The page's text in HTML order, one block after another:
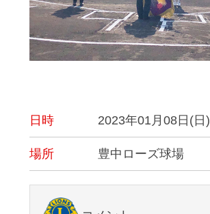
日時 2023年01月08日(日)
場所 豊中ローズ球場